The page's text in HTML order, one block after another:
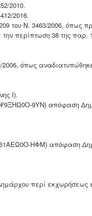
2010.
2016.
του Ν. 3463/2006, όπως
περίπτωση 38 της παρ.
όπως
I).
Ψ9ΞΗΩ0Ο-9ΥΝ) απόφαση
ΗΦΜ) απόφαση
περί εκχωρήσεως